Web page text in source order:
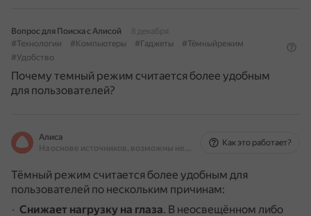
Вопрос для Поиска с Алисой
8 декабря
#Технологии
#Компьютеры #Гаджеты
#Тёмныйрежим
#Удобство
Почему темный режим считается более удобным
для пользователей?
Алиса
На основе источников, возможны неточности
Как это работает?
Тёмный режим считается более удобным для
пользователей по нескольким причинам:
Снижает нагрузку на глаза. В неосвещённом либо